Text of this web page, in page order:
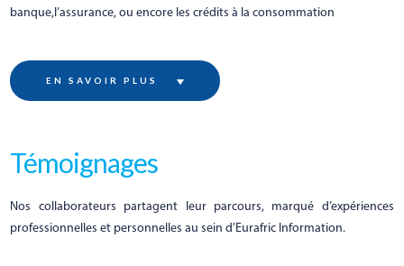
banque,l’assurance, ou encore les crédits à la consommation
EN SAVOIR PLUS
Témoignages
Nos collaborateurs partagent leur parcours, marqué d’expériences
professionnelles et personnelles au sein d’Eurafric Information.